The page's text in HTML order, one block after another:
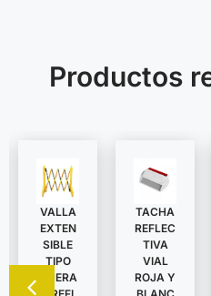
Productos
VALLA
EXTEN
SIBLE
TIPO
TIJERA
TACHA
REFLEC
TIVA
VIAL
ROJA Y